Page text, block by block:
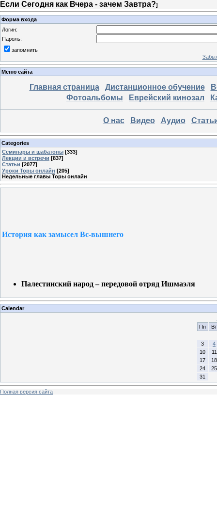
Если Сегодня как Вчера - зачем Завтра?]
Форма входа
Логин:
Пароль:
запомнить
Меню сайта
Главная страница Дистанционное обучение
Фотоальбомы
Еврейский кинозал
О нас Видео Аудио
Categories
Семинары и шабатоны [333]
Лекции и встречи [837]
Статьи [2077]
Уроки Торы онлайн [205]
Недельные главы Торы онлайн
История как замысел Вс-вышнего
Палестинский народ – передовой отряд Ишмаэля
Calendar
Пн
Вт
3
4
10
11
17
18
24
25
31
Полная версия сайта